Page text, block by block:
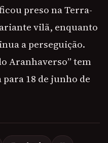
preso na Terra-
vilã, enquanto
a perseguição.
Aranhaverso” tem
18 de junho de